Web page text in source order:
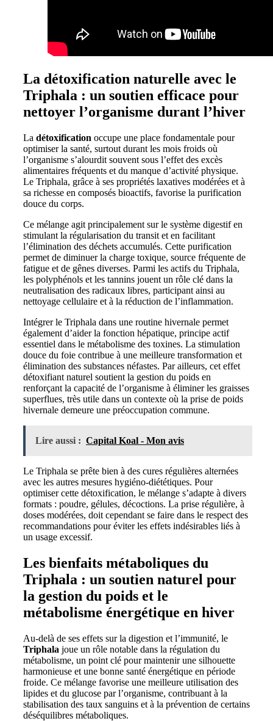
La détoxification naturelle avec le
Triphala : un soutien efficace pour
nettoyer l’organisme durant l’hiver
La détoxification occupe une place fondamentale pour
optimiser la santé, surtout durant les mois froids où
l’organisme s’alourdit souvent sous l’effet des excès
alimentaires fréquents et du manque d’activité physique.
Le Triphala, grâce à ses propriétés laxatives modérées et à
sa richesse en composés bioactifs, favorise la purification
douce du corps.
Ce mélange agit principalement sur le système digestif en
stimulant la régularisation du transit et en facilitant
l’élimination des déchets accumulés. Cette purification
permet de diminuer la charge toxique, source fréquente de
fatigue et de gênes diverses. Parmi les actifs du Triphala,
les polyphénols et les tannins jouent un rôle clé dans la
neutralisation des radicaux libres, participant ainsi au
nettoyage cellulaire et à la réduction de l’inflammation.
Intégrer le Triphala dans une routine hivernale permet
également d’aider la fonction hépatique, principe actif
essentiel dans le métabolisme des toxines. La stimulation
douce du foie contribue à une meilleure transformation et
élimination des substances néfastes. Par ailleurs, cet effet
détoxifiant naturel soutient la gestion du poids en
renforçant la capacité de l’organisme à éliminer les graisses
superflues, très utile dans un contexte où la prise de poids
hivernale demeure une préoccupation commune.
Lire aussi : Capital Koal - Mon avis
Le Triphala se prête bien à des cures régulières alternées
avec les autres mesures hygiéno-diététiques. Pour
optimiser cette détoxification, le mélange s’adapte à divers
formats : poudre, gélules, décoctions. La prise régulière, à
doses modérées, doit cependant se faire dans le respect des
recommandations pour éviter les effets indésirables liés à
un usage excessif.
Les bienfaits métaboliques du
Triphala : un soutien naturel pour
la gestion du poids et le
métabolisme énergétique en hiver
Au-delà de ses effets sur la digestion et l’immunité, le
Triphala joue un rôle notable dans la régulation du
métabolisme, un point clé pour maintenir une silhouette
harmonieuse et une bonne santé énergétique en période
froide. Ce mélange favorise une meilleure utilisation des
lipides et du glucose par l’organisme, contribuant à la
stabilisation des taux sanguins et à la prévention de certains
déséquilibres métaboliques.